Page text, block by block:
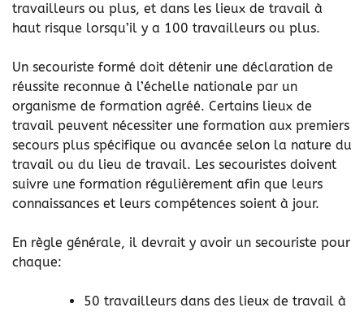
travailleurs ou plus, et dans les lieux de travail à
haut risque lorsqu’il y a 100 travailleurs ou plus.
Un secouriste formé doit détenir une déclaration de
réussite reconnue à l’échelle nationale par un
organisme de formation agréé. Certains lieux de
travail peuvent nécessiter une formation aux premiers
secours plus spécifique ou avancée selon la nature du
travail ou du lieu de travail. Les secouristes doivent
suivre une formation régulièrement afin que leurs
connaissances et leurs compétences soient à jour.
En règle générale, il devrait y avoir un secouriste pour
chaque:
50 travailleurs dans des lieux de travail à